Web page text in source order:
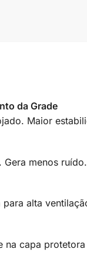
da Grade
Maior
menos ruído.
alta
na capa